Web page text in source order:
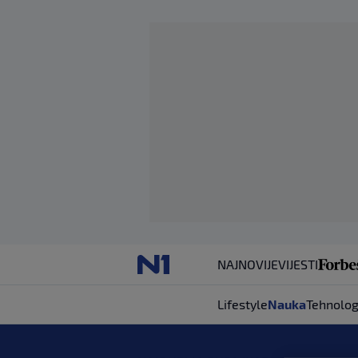
NAJNOVIJEVIJESTI
LifestyleNauka